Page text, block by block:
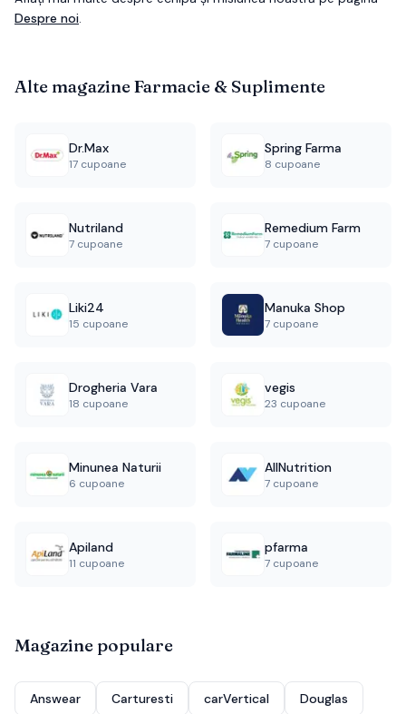
Despre noi.
Alte magazine Farmacie & Suplimente
Dr.Max
17 cupoane
Spring Farma
8 cupoane
Nutriland
7 cupoane
Remedium Farm
7 cupoane
Liki24
15 cupoane
Manuka Shop
7 cupoane
Drogheria Vara
18 cupoane
vegis
23 cupoane
Minunea Naturii
6 cupoane
AllNutrition
7 cupoane
Apiland
11 cupoane
pfarma
7 cupoane
Magazine populare
Answear Carturesti carVertical Douglas